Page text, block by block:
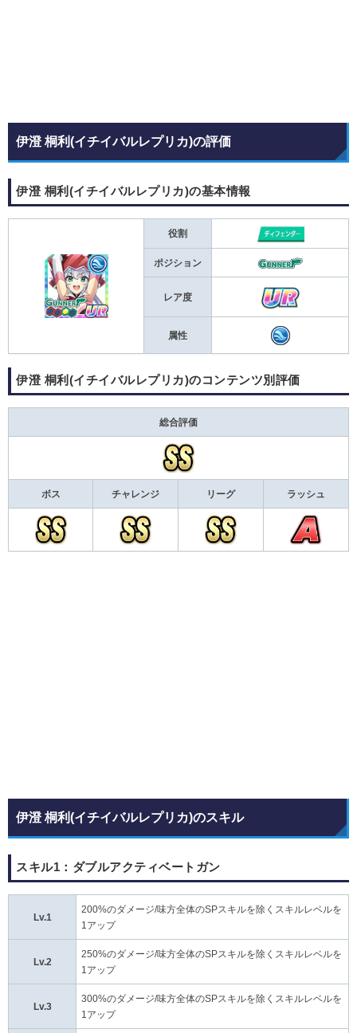
伊澄 桐利(イチイバルレプリカ)の評価
伊澄 桐利(イチイバルレプリカ)の基本情報
役割
ポジション
レア度
属性
伊澄 桐利(イチイバルレプリカ)のコンテンツ別評価
総合評価
ボス チャレンジ リーグ ラッシュ
伊澄 桐利(イチイバルレプリカ)のスキル
スキル1：ダブルアクティベートガン
Lv.1
200%のダメージ/味方全体のSPスキルを除くスキルレベルを
1アップ
Lv.2
250%のダメージ/味方全体のSPスキルを除くスキルレベルを
1アップ
Lv.3
300%のダメージ/味方全体のSPスキルを除くスキルレベルを
1アップ